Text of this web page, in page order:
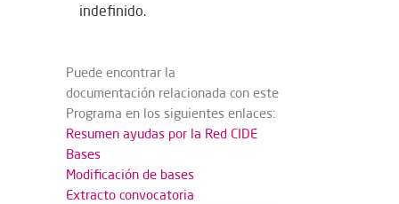
indefinido.
Puede encontrar la
documentación relacionada con este
Programa en los siguientes enlaces:
Resumen ayudas por la Red CIDE
Bases
Modificación de bases
Extracto convocatoria